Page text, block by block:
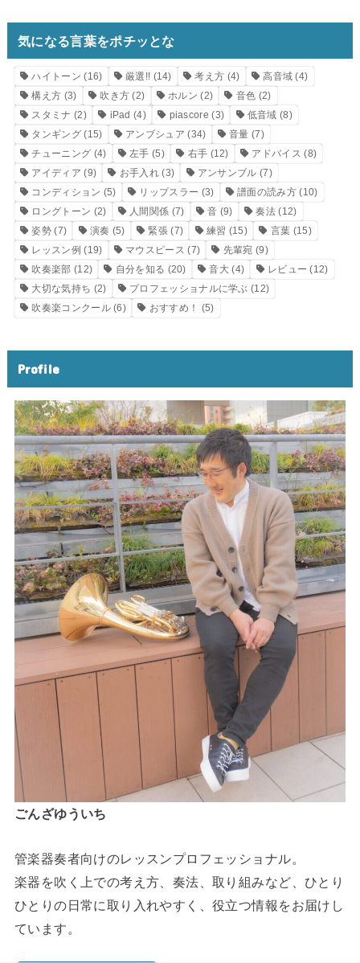
気になる言葉をポチッとな
ハイトーン (16) 厳選!! (14) 考え方 (4) 高音域 (4)
構え方 (3) 吹き方 (2) ホルン (2) 音色 (2)
スタミナ (2) iPad (4) piascore (3) 低音域 (8)
タンギング(15) アンブシュア (34) 音量 (7)
チューニング (4) 左手 (5) 右手 (12) アドバイス (8)
アイディア (9) お手入れ (3) アンサンブル (7)
コンディション (5) リップスラー (3) 譜面の読み方(10)
ロングトーン (2) 人間関係 (7) 音 (9) 奏法 (12)
姿勢 (7) 演奏 (5) 緊張 (7) 練習 (15) 言葉 (15)
レッスン例 (19) マウスピース (7) 先輩宛 (9)
吹奏楽部 (12) 自分を知る (20) 音大 (4) レビュー (12)
大切な気持ち (2) プロフェッショナルに学ぶ (12)
吹奏楽コンクール(6) おすすめ！ (5)
Profile
ごんざゆういち
管楽器奏者向けのレッスンプロフェッショナル。
楽器を吹く上での考え方、奏法、取り組みなど、ひとり
ひとりの日常に取り入れやすく、役立つ情報をお届けし
ています。